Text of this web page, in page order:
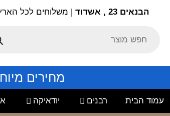
הבנאים 23 , אשדוד | משלוחים לכל
מחירים
עמוד הבית רבנים יודאיקה